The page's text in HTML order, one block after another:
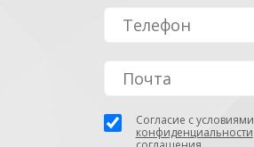
Согласие с условиями
конфиденциальности